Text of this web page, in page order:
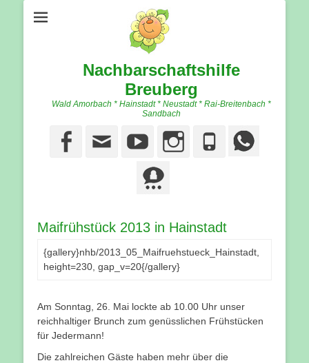
Nachbarschaftshilfe
Breuberg
Wald Amorbach * Hainstadt * Neustadt * Rai-Breitenbach *
Sandbach
Facebook
EmailYouTube
Instagram
Phone
Maifrühstück 2013 in Hainstadt
{gallery}nhb/2013_05_Maifruehstueck_Hainstadt,
height=230, gap_v=20{/gallery}
Am Sonntag, 26. Mai lockte ab 10.00 Uhr unser
reichhaltiger Brunch zum genüsslichen Frühstücken
für Jedermann!
Die zahlreichen Gäste haben mehr über die